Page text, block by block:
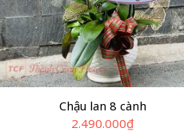
Chậu lan 8 cành
2.490.000₫